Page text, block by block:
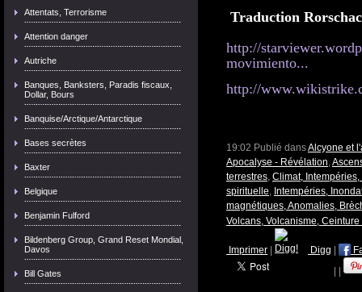
Attentats, Terrorisme
Attention danger
Autriche
Banques, Banksters, Paradis fiscaux,
Dollar, Bours
Banquise/Arctique/Antarctique
Bases secrètes
Baxter
Belgique
Benjamin Fulford
Bildenberg Group, Grand Reset Mondial,
Davos
Bill Gates
Traduction
http://
movimiento...
http://
19:02 Publié dansAlcyone et
Apocalyse - Révélation,
terrestres, Climat, Intempéries,
spirituelle, Intempéries,
magnétiques, Anomalies,
Volcans, Volcanisme, Ceinture
Imprimer Digg